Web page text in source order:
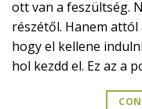
ott van a feszültség.
részétől. Hanem
hogy el kellene
hol kezdd el. Ez az a